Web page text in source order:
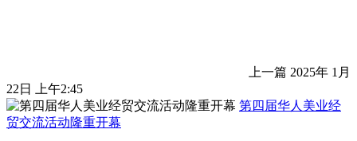
上一篇 2025年 1月
22日 上午2:45
第四届华人美业经
贸交流活动隆重开幕